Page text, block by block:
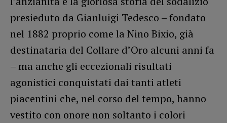
presieduto da Gianluigi Tedesco – fondato
nel 1882 proprio come la Nino Bixio, già
destinataria del Collare d’Oro alcuni anni fa
– ma anche gli eccezionali risultati
agonistici conquistati dai tanti atleti
piacentini che, nel corso del tempo, hanno
vestito con onore non soltanto i colori